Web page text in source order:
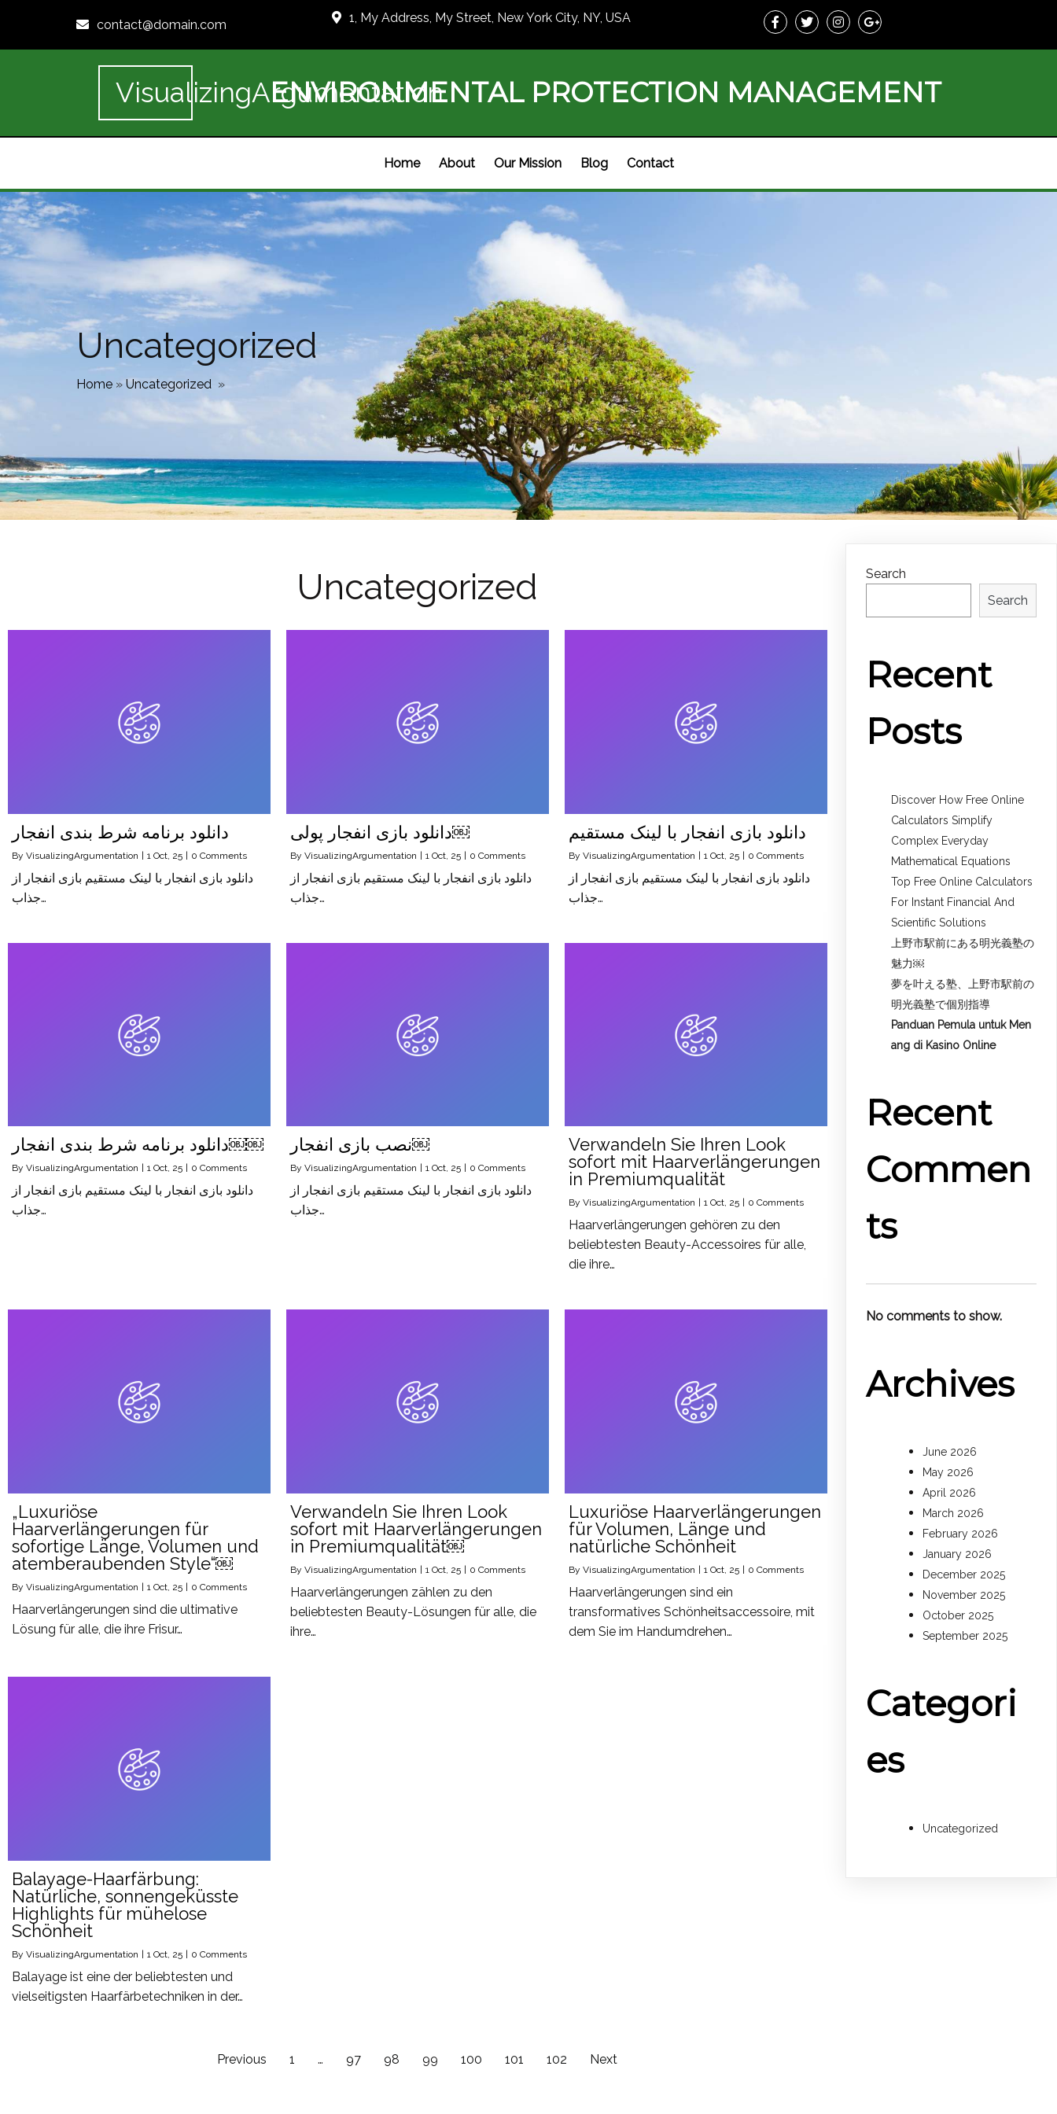
contact@domain.com 1, My Address, My Street, New York City, NY, USA
VisualizingArgumentation
ENVIRONMENTAL PROTECTION MANAGEMENT
Home About Our Mission Blog Contact
Uncategorized
Home » Uncategorized »
Uncategorized
دانلود برنامه شرط بندی انفجار
By VisualizingArgumentation | 1 Oct, 25 | 0 Comments
دانلود بازی انفجار با لینک مستقیم بازی انفجار از
جذاب…
دانلود بازی انفجار پولی￼
By VisualizingArgumentation | 1 Oct, 25 | 0 Comments
دانلود بازی انفجار با لینک مستقیم بازی انفجار از
جذاب…
دانلود بازی انفجار با لینک مستقیم
By VisualizingArgumentation | 1 Oct, 25 | 0 Comments
دانلود بازی انفجار با لینک مستقیم بازی انفجار از
جذاب…
دانلود برنامه شرط بندی انفجار￼￼
By VisualizingArgumentation 1 Oct, 25 0 Comments
دانلود بازی انفجار با لینک مستقیم بازی انفجار از
جذاب…
نصب بازی انفجار￼
By VisualizingArgumentation 1 Oct, 25 0 Comments
دانلود بازی انفجار با لینک مستقیم بازی انفجار از
جذاب…
Verwandeln Sie Ihren Look
sofort mit Haarverlängerungen
in Premiumqualität
By VisualizingArgumentation 1 Oct, 25 0 Comments
Haarverlängerungen gehören zu den
beliebtesten Beauty-Accessoires für alle,
die ihre…
„Luxuriöse
Haarverlängerungen für
sofortige Länge, Volumen und
atemberaubenden Style“￼
By VisualizingArgumentation 1 Oct, 25 0 Comments
Haarverlängerungen sind die ultimative
Lösung für alle, die ihre Frisur…
Verwandeln Sie Ihren Look
sofort mit Haarverlängerungen
in Premiumqualität￼
By VisualizingArgumentation 1 Oct, 25 0 Comments
Haarverlängerungen zählen zu den
beliebtesten Beauty-Lösungen für alle, die
ihre…
Luxuriöse Haarverlängerungen
für Volumen, Länge und
natürliche Schönheit
By VisualizingArgumentation 1 Oct, 25 0 Comments
Haarverlängerungen sind ein
transformatives Schönheitsaccessoire, mit
dem Sie im Handumdrehen…
Balayage-Haarfärbung:
Natürliche, sonnengeküsste
Highlights für mühelose
Schönheit
By VisualizingArgumentation | 1 Oct, 25 | 0 Comments
Balayage ist eine der beliebtesten und
vielseitigsten Haarfärbetechniken in der…
Previous 1 … 97 98 99 100 101 102 Next
Search
Search
Recent
Posts
Discover How Free Online
Calculators Simplify
Complex Everyday
Mathematical Equations
Top Free Online Calculators
For Instant Financial And
Scientific Solutions
上野市駅前にある明光義塾の
魅力￼
夢を叶える塾、上野市駅前の
明光義塾で個別指導
Panduan Pemula untuk Men
ang di Kasino Online
Recent
Commen
ts
No comments to show.
Archives
June 2026
May 2026
April 2026
March 2026
February 2026
January 2026
December 2025
November 2025
October 2025
September 2025
Categori
es
Uncategorized